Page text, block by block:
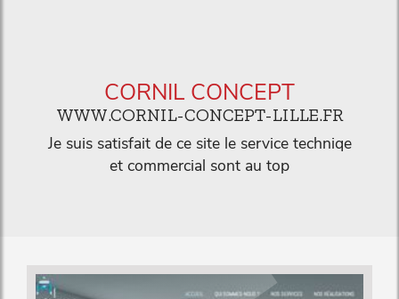
CORNIL CONCEPT
WWW.CORNIL-CONCEPT-LILLE.FR
Je suis satisfait de ce site le service techniqe
et commercial sont au top